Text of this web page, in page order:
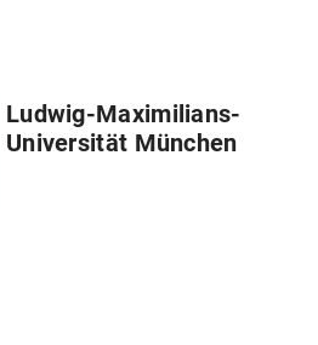
Ludwig-Maximilians-
Universität München